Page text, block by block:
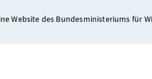
Website des Bundesministeriums für